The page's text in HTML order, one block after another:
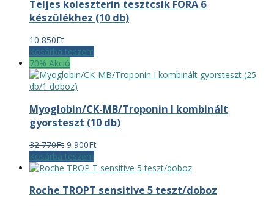
Teljes koleszterin tesztcsík FORA 6
készülékhez (10 db)
10 850Ft
Kosárba teszem
70% Akció
Myoglobin/CK-MB/Troponin I kombinált
gyorsteszt (10 db)
32 770Ft Original
price
was:
770Ft.
9 900FtCurrent
is:
900Ft.
Kosárba teszem
Roche TROPT sensitive 5 teszt/doboz